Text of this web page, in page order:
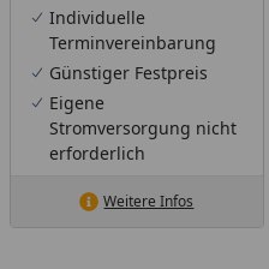
Individuelle
Terminvereinbarung
Günstiger Festpreis
Eigene
Stromversorgung nicht
erforderlich
Weitere Infos